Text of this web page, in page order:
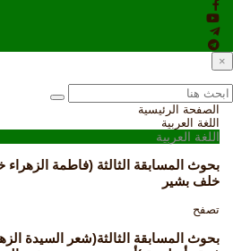
×
الصفحة الرئيسية
اللغة العربية
اللغة العربية
بحوث المسابقة الثالثة (فاطمة
خلف بشير
تصفح
بحوث المسابقة الثالثة(شعر السيدة